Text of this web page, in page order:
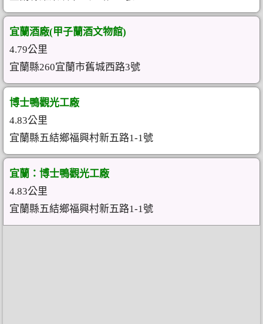
宜蘭酒廠(甲子蘭酒文物館)
4.79公里
宜蘭縣260宜蘭市舊城西路3號
博士鴨觀光工廠
4.83公里
宜蘭縣五結鄉福興村新五路1-1號
宜蘭：博士鴨觀光工廠
4.83公里
宜蘭縣五結鄉福興村新五路1-1號